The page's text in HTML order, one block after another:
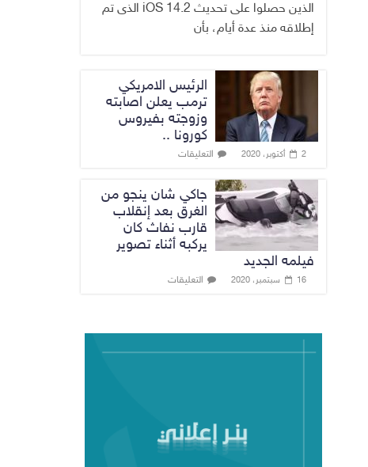
الذين حصلوا على تحديث iOS 14.2 الذى تم
إطلاقه منذ عدة أيام، بأن
الرئيس الامريكي
ترمب يعلن اصابته
وزوجته بفيروس
كورونا ..
2 أكتوبر، 2020 التعليقات
جاكي شان ينجو من
الغرق بعد إنقلاب
قارب نفاث كان
يركبه أثناء تصوير
فيلمه الجديد
16 سبتمبر، 2020 التعليقات